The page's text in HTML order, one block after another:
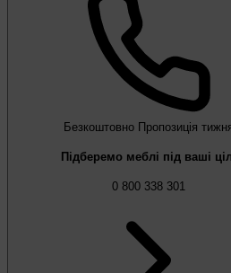
Безкоштовно Пропозиція
Підберемо меблі під ваші
0 800 338 301